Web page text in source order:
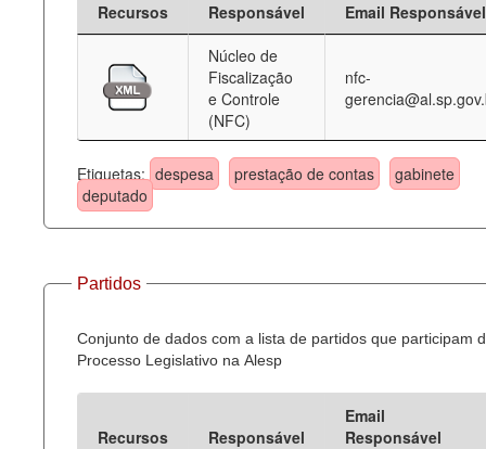
Recursos Responsável
Email Responsável
Núcleo de
Fiscalização
e Controle
(NFC)
nfc-
Etiquetas: despesa prestação de contas
gabinete
deputado
Partidos
Conjunto de dados com a lista de partidos que participam
Processo Legislativo na Alesp
Recursos Responsável
Email
Responsável